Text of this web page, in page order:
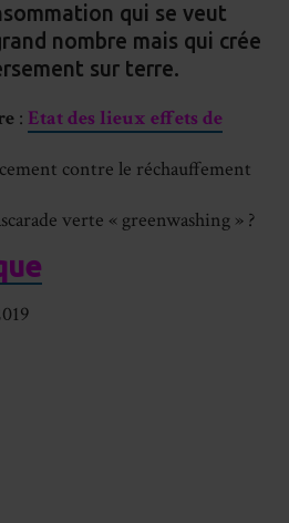
qui se veut
nombre mais qui crée
sur terre.
: Etat des lieux effets de
contre le réchauffement
verte « greenwashing » ?